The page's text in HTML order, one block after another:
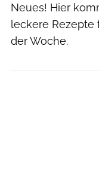
Neues! Hier
leckere Rezepte
der Woche.